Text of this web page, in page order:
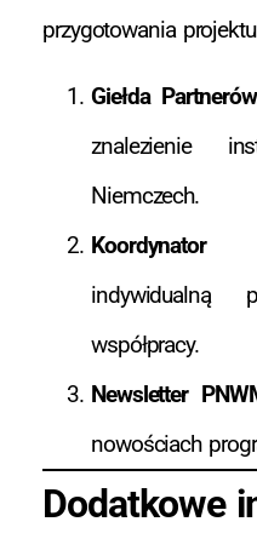
przygotowania
Giełda Partnerów
znalezienie
Niemczech.
Koordynator
indywidualną
współpracy.
Newsletter
nowościach
Dodatkowe